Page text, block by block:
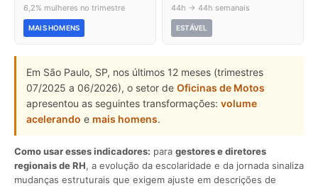
6,2% mulheres no trimestre
MAIS HOMENS
44h → 44h semanais
ESTÁVEL
Em São Paulo, SP, nos últimos 12 meses (trimestres
07/2025 a 06/2026), o setor de Oficinas de Motos
apresentou as seguintes transformações: volume
acelerando e mais homens.
Como usar esses indicadores: para gestores e diretores
regionais de RH, a evolução da escolaridade e da jornada sinaliza
mudanças estruturais que exigem ajuste em descrições de